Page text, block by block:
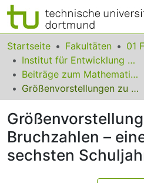
Bereiche & Sammlungen
Das gesamte Repositorium
Statistiken
FAQ
Leitlinien
Zurück zur Startseite
Startseite Fakultäten
Institut für Entwicklung und Erforschung des Mathematikunterrichts
Beiträge zum Mathematikunterricht
Größenvorstellungen zu Bruchzahlen – eine Pilotstudie im sechsten Schuljahr
Bruchzahlen –
sechsten